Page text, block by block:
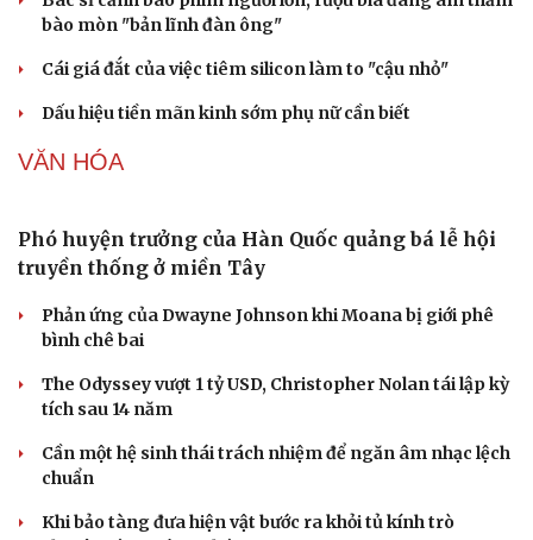
em
PODCAST
Truyện ngắn: "Bờ sông gió thổi" (Phần đầu)
Chính sách giáo dục phải được đo bằng sự tiến bộ, hạnh
phúc của học sinh
Bác sĩ cảnh báo phim người lớn, rượu bia đang âm thầm
bào mòn "bản lĩnh đàn ông"